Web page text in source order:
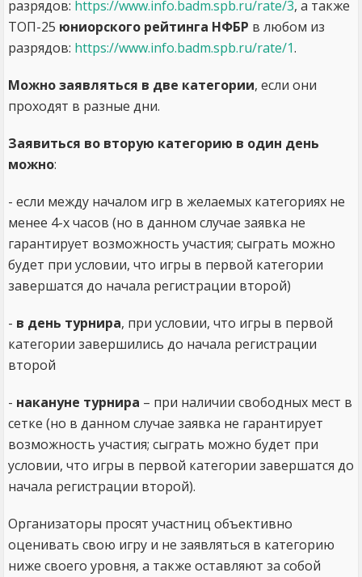
разрядов: https://www.info.badm.spb.ru/rate/3, а также
ТОП-25 юниорского рейтинга НФБР в любом из
разрядов: https://www.info.badm.spb.ru/rate/1.
Можно заявляться в две категории, если они
проходят в разные дни.
Заявиться во вторую категорию в один день
можно:
- если между началом игр в желаемых категориях не
менее 4-х часов (но в данном случае заявка не
гарантирует возможность участия; сыграть можно
будет при условии, что игры в первой категории
завершатся до начала регистрации второй)
- в день турнира, при условии, что игры в первой
категории завершились до начала регистрации
второй
- накануне турнира – при наличии свободных мест в
сетке (но в данном случае заявка не гарантирует
возможность участия; сыграть можно будет при
условии, что игры в первой категории завершатся до
начала регистрации второй).
Организаторы просят участниц объективно
оценивать свою игру и не заявляться в категорию
ниже своего уровня, а также оставляют за собой